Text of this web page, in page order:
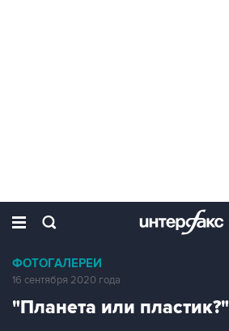
ФОТОГАЛЕРЕИ
16 сентября 2020 года
"Планета или пластик?"